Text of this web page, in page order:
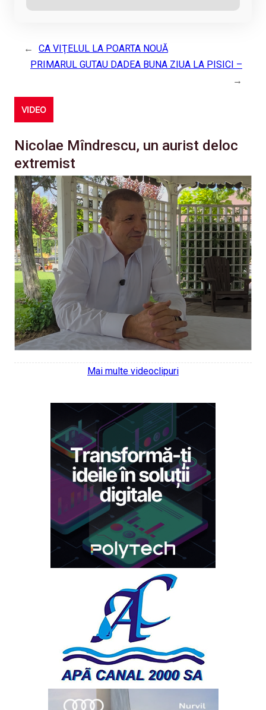
←
CA VIŢELUL LA POARTA NOUĂ
PRIMARUL GUTAU DADEA BUNA ZIUA LA PISICI –
→
VIDEO
Nicolae Mîndrescu, un aurist deloc
extremist
Mai multe videoclipuri